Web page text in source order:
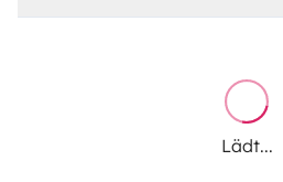
Lädt...